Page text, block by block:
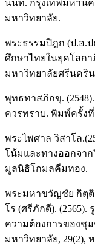
นนท์. กรุงเทพมหาน
มหาวิทยาลัย.
พระธรรมปิฎก (ป.อ.
ศึกษาไทยในยุคโลก
มหาวิทยาลัยศรีนคริ
พุทธทาสภิกขุ.
ควรทราบ. พิมพ์ครั้ง
พระไพศาล วิสาโล
โน้มและทางออกจา
มูลนิธิโกมลคีมทอง.
พระมหาขวัญชัย กิตฺติ
โร (ศรีภักดี).
ความต้องการของชุ
มหาวิทยาลัย, 29(2),